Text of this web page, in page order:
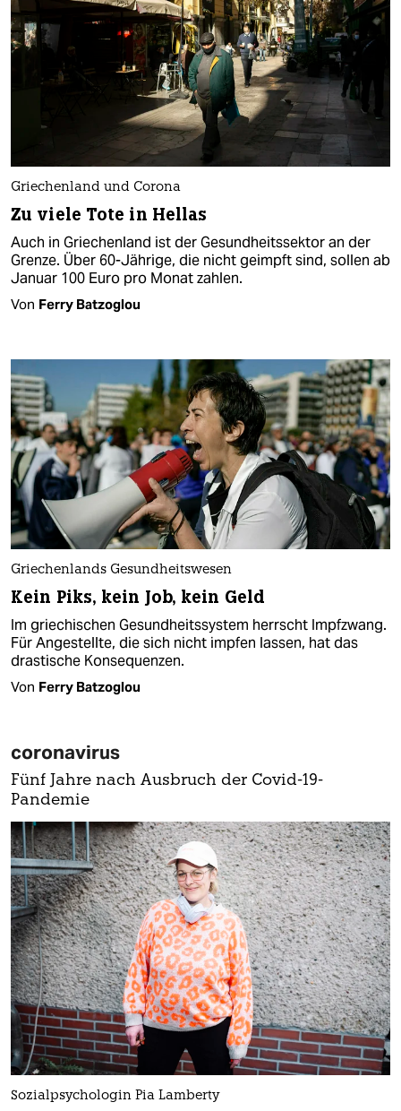
Griechenland und Corona
Zu viele Tote in Hellas
Auch in Griechenland ist der Gesundheitssektor an der
Grenze. Über 60-Jährige, die nicht geimpft sind, sollen ab
Januar 100 Euro pro Monat zahlen.
Von Ferry Batzoglou
Griechenlands Gesundheitswesen
Kein Piks, kein Job, kein Geld
Im griechischen Gesundheitssystem herrscht Impfzwang.
Für Angestellte, die sich nicht impfen lassen, hat das
drastische Konsequenzen.
Von Ferry Batzoglou
coronavirus
Fünf Jahre nach Ausbruch der Covid-19-
Pandemie
Sozialpsychologin Pia Lamberty